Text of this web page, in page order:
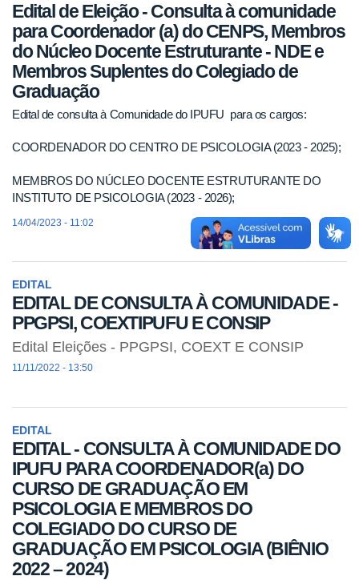
Edital de Eleição - Consulta à comunidade
para Coordenador (a) do CENPS, Membros
do Núcleo Docente Estruturante - NDE e
Membros Suplentes do Colegiado de
Graduação
Edital de consulta à Comunidade do IPUFU para os cargos:
COORDENADOR DO CENTRO DE PSICOLOGIA (2023 - 2025);
MEMBROS DO NÚCLEO DOCENTE ESTRUTURANTE DO
INSTITUTO DE PSICOLOGIA (2023 - 2026);
14/04/2023 - 11:02
EDITAL
EDITAL DE CONSULTA À COMUNIDADE -
PPGPSI, COEXTIPUFU E CONSIP
Edital Eleições - PPGPSI, COEXT E CONSIP
11/11/2022 - 13:50
EDITAL
EDITAL - CONSULTA À COMUNIDADE DO
IPUFU PARA COORDENADOR(a) DO
CURSO DE GRADUAÇÃO EM
PSICOLOGIA E MEMBROS DO
COLEGIADO DO CURSO DE
GRADUAÇÃO EM PSICOLOGIA (BIÊNIO
2022 – 2024)